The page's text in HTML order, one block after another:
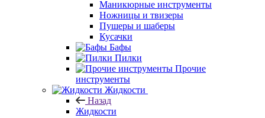
Маникюрные инструменты
Ножницы и твизеры
Пушеры и шаберы
Кусачки
Бафы
Пилки
Прочие
инструменты
Жидкости
Назад
Жидкости